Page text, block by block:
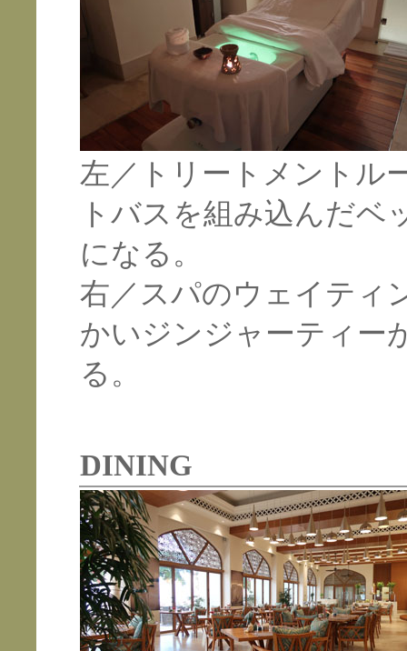
左／トリートメントル
トバスを組み込んだベ
になる。
右／スパのウェイティ
かいジンジャーティー
る。
DINING